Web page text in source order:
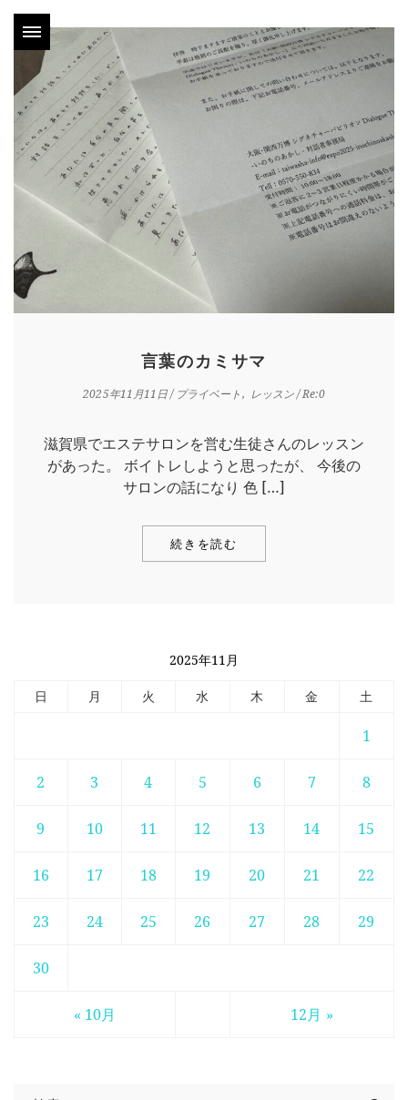
言葉のカミサマ
2025年11月11日/ プライベート レッスン/ Re:0
滋賀県でエステサロンを営む生徒さんのレッスン
があった。 ボイトレしようと思ったが、 今後の
サロンの話になり 色 […]
続きを読む
2025年11月
日 月 火 水 木 金 土
« 10月 12月 »
1
2 3 4 5 6 7 8
9 10 11 12 13 14 15
16 17 18 19 20 21 22
23 24 25 26 27 28 29
30